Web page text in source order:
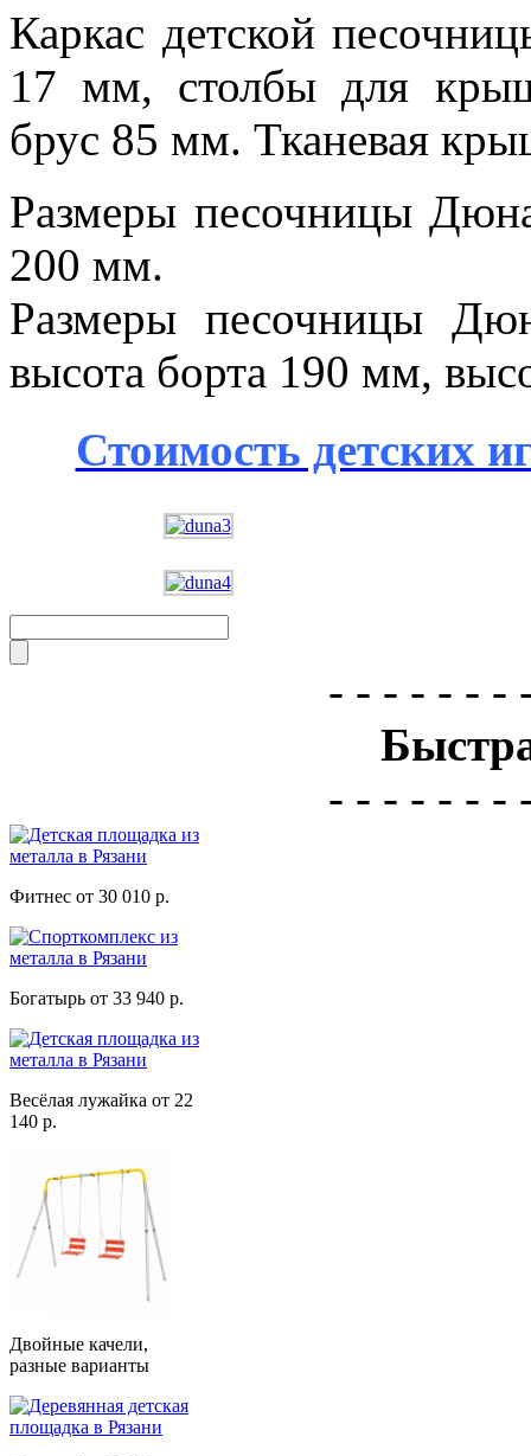
Каркас детской
17 мм, столбы для
брус 85 мм. Тканевая
Размеры песочницы
200 мм.
Размеры песочницы
высота борта 190 мм,
Стоимость детских
- - - - - - -
- - - - - - -
Фитнес от 30 010 р.
Богатырь от 33 940 р.
Весёлая лужайка от 22
140 р.
Двойные качели,
разные варианты